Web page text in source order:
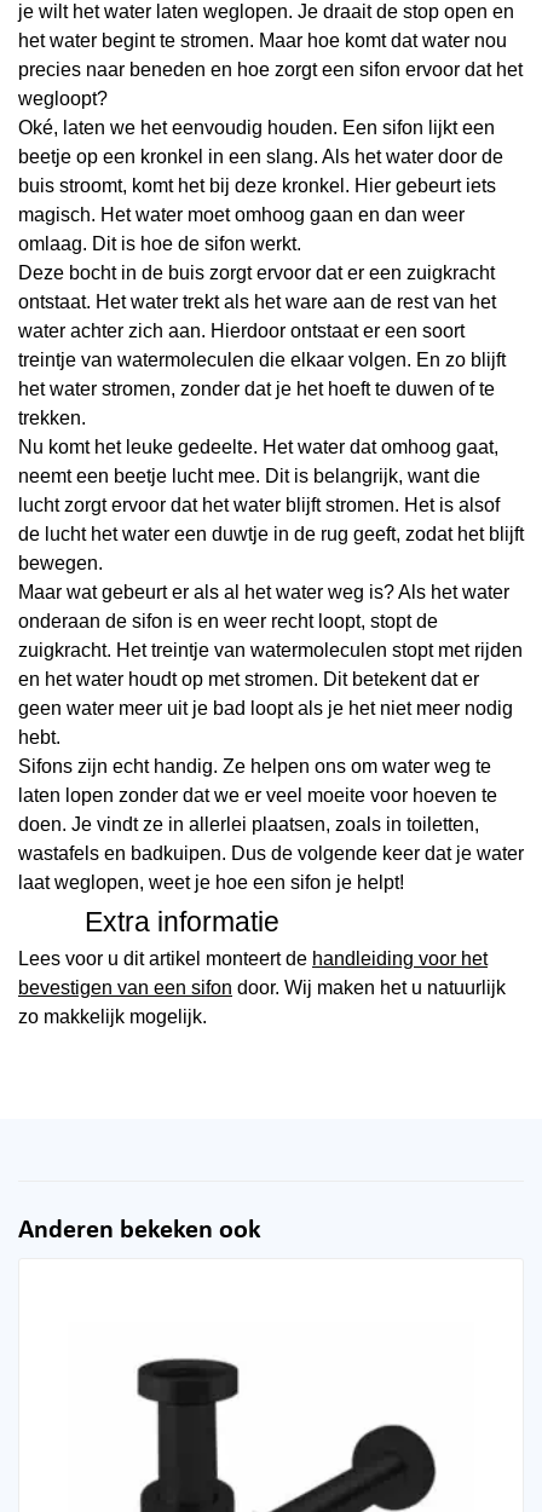
je wilt het water laten weglopen. Je draait de stop open en
het water begint te stromen. Maar hoe komt dat water nou
precies naar beneden en hoe zorgt een sifon ervoor dat het
wegloopt?
Oké, laten we het eenvoudig houden. Een sifon lijkt een
beetje op een kronkel in een slang. Als het water door de
buis stroomt, komt het bij deze kronkel. Hier gebeurt iets
magisch. Het water moet omhoog gaan en dan weer
omlaag. Dit is hoe de sifon werkt.
Deze bocht in de buis zorgt ervoor dat er een zuigkracht
ontstaat. Het water trekt als het ware aan de rest van het
water achter zich aan. Hierdoor ontstaat er een soort
treintje van watermoleculen die elkaar volgen. En zo blijft
het water stromen, zonder dat je het hoeft te duwen of te
trekken.
Nu komt het leuke gedeelte. Het water dat omhoog gaat,
neemt een beetje lucht mee. Dit is belangrijk, want die
lucht zorgt ervoor dat het water blijft stromen. Het is alsof
de lucht het water een duwtje in de rug geeft, zodat het blijft
bewegen.
Maar wat gebeurt er als al het water weg is? Als het water
onderaan de sifon is en weer recht loopt, stopt de
zuigkracht. Het treintje van watermoleculen stopt met rijden
en het water houdt op met stromen. Dit betekent dat er
geen water meer uit je bad loopt als je het niet meer nodig
hebt.
Sifons zijn echt handig. Ze helpen ons om water weg te
laten lopen zonder dat we er veel moeite voor hoeven te
doen. Je vindt ze in allerlei plaatsen, zoals in toiletten,
wastafels en badkuipen. Dus de volgende keer dat je water
laat weglopen, weet je hoe een sifon je helpt!
Extra informatie
Lees voor u dit artikel monteert de handleiding voor het
bevestigen van een sifon door. Wij maken het u natuurlijk
zo makkelijk mogelijk.
Anderen bekeken ook